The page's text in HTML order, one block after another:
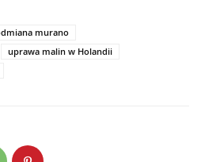
murano
uprawa malin w Holandii